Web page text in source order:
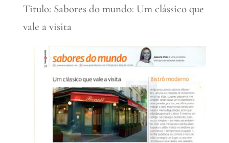
Titulo: Sabores do mundo: Um clássico que
vale a visita